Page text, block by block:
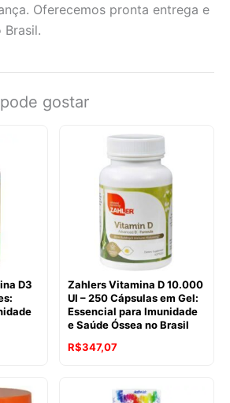
Oferecemos pronta entrega e
Brasil.
gostar
D3
Zahlers Vitamina D 10.000
UI – 250 Cápsulas em Gel:
Essencial para Imunidade
e Saúde Óssea no Brasil
R$347,07